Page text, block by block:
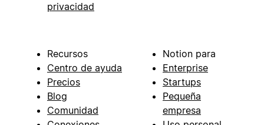
privacidad
Recursos
Centro de ayuda
Precios
Blog
Comunidad
Notion para
Enterprise
Startups
Pequeña
empresa